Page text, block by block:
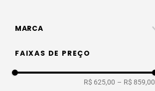
MARCA
Luzic
FAIXAS DE PREÇO
R$ 625,00 – R$ 859,00